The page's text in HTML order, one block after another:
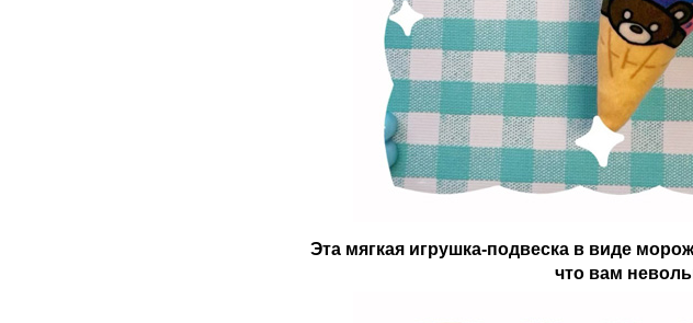
Эта мягкая игрушка-подвеска в виде
что вам